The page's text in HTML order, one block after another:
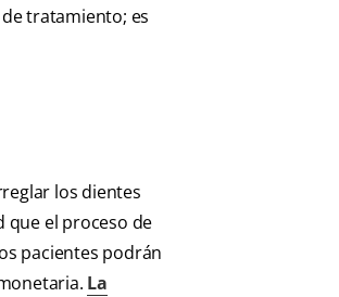
tratamiento; es
los dientes
que el proceso de
pacientes podrán
La